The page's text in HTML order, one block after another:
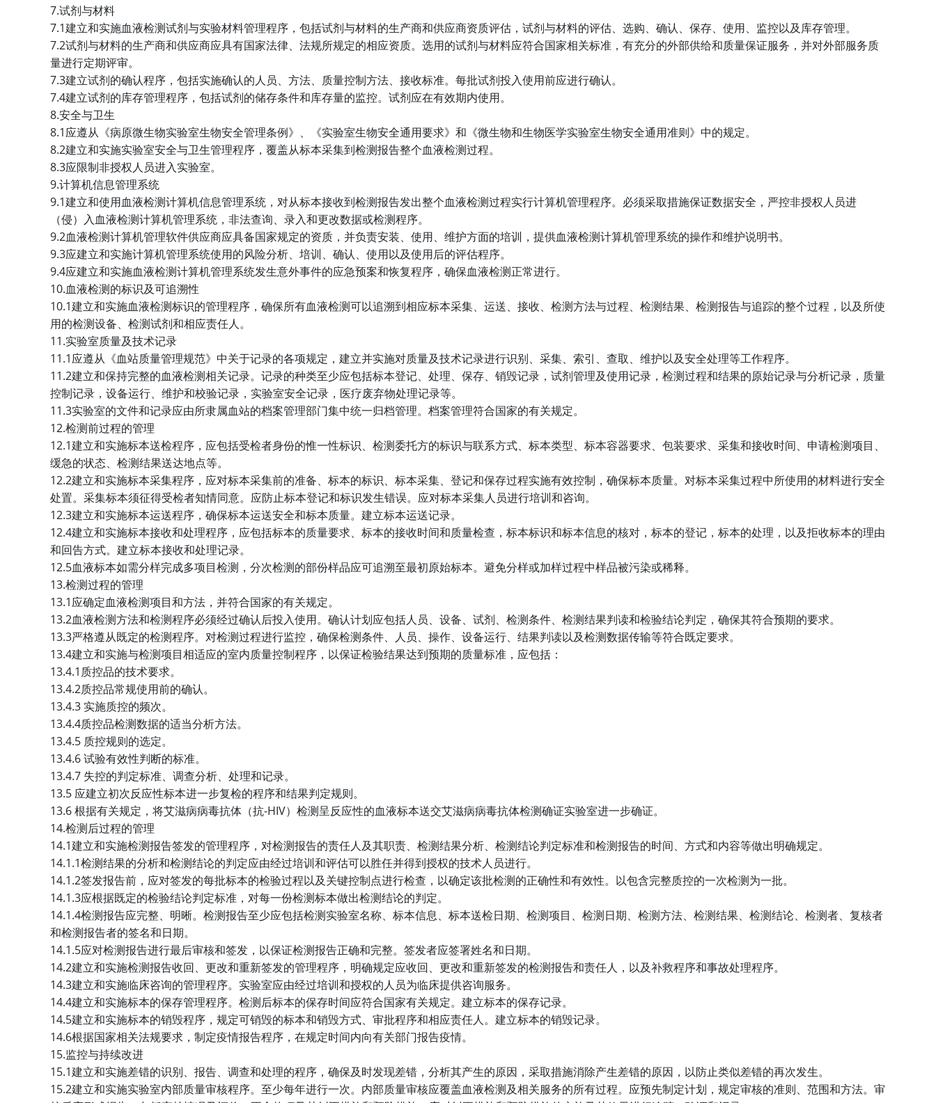
7.试剂与材料
7.1建立和实施血液检测试剂与实验材料管理程序，包括试剂与材料的生产商和供应商资质评估，试剂与材料的评估、选购、确认、保存、使用、监控以及库存管理。
7.2试剂与材料的生产商和供应商应具有国家法律、法规所规定的相应资质。选用的试剂与材料应符合国家相关标准，有充分的外部供给和质量保证服务，并对外部服务质
量进行定期评审。
7.3建立试剂的确认程序，包括实施确认的人员、方法、质量控制方法、接收标准。每批试剂投入使用前应进行确认。
7.4建立试剂的库存管理程序，包括试剂的储存条件和库存量的监控。试剂应在有效期内使用。
8.安全与卫生
8.1 应遵从《病原微生物实验室生物安全管理条例》、《实验室生物安全通用要求》和《微生物和生物医学实验室生物安全通用准则》中的规定。
8.2建立和实施实验室安全与卫生管理程序，覆盖从标本采集到检测报告整个血液检测过程。
8.3应限制非授权人员进入实验室。
9.计算机信息管理系统
9.1建立和使用血液检测计算机信息管理系统，对从标本接收到检测报告发出整个血液检测过程实行计算机管理程序。必须采取措施保证数据安全，严控非授权人员进
（侵）入血液检测计算机管理系统，非法查询、录入和更改数据或检测程序。
9.2血液检测计算机管理软件供应商应具备国家规定的资质，并负责安装、使用、维护方面的培训，提供血液检测计算机管理系统的操作和维护说明书。
9.3应建立和实施计算机管理系统使用的风险分析、培训、确认、使用以及使用后的评估程序。
9.4应建立和实施血液检测计算机管理系统发生意外事件的应急预案和恢复程序，确保血液检测正常进行。
10.血液检测的标识及可追溯性
10.1建立和实施血液检测标识的管理程序，确保所有血液检测可以追溯到相应标本采集、运送、接收、检测方法与过程、检测结果、检测报告与追踪的整个过程，以及所使
用的检测设备、检测试剂和相应责任人。
11.实验室质量及技术记录
11.1 应遵从《血站质量管理规范》中关于记录的各项规定，建立并实施对质量及技术记录进行识别、采集、索引、查取、维护以及安全处理等工作程序。
11.2建立和保持完整的血液检测相关记录。记录的种类至少应包括标本登记、处理、保存、销毁记录，试剂管理及使用记录，检测过程和结果的原始记录与分析记录，质量
控制记录，设备运行、维护和校验记录，实验室安全记录，医疗废弃物处理记录等。
11.3实验室的文件和记录应由所隶属血站的档案管理部门集中统一归档管理。档案管理符合国家的有关规定。
12.检测前过程的管理
12.1建立和实施标本送检程序，应包括受检者身份的惟一性标识、检测委托方的标识与联系方式、标本类型、标本容器要求、包装要求、采集和接收时间、申请检测项目、
缓急的状态、检测结果送达地点等。
12.2建立和实施标本采集程序，应对标本采集前的准备、标本的标识、标本采集、登记和保存过程实施有效控制，确保标本质量。对标本采集过程中所使用的材料进行安全
处置。采集标本须征得受检者知情同意。应防止标本登记和标识发生错误。应对标本采集人员进行培训和咨询。
12.3建立和实施标本运送程序，确保标本运送安全和标本质量。建立标本运送记录。
12.4建立和实施标本接收和处理程序，应包括标本的质量要求、标本的接收时间和质量检查，标本标识和标本信息的核对，标本的登记，标本的处理，以及拒收标本的理由
和回告方式。建立标本接收和处理记录。
12.5血液标本如需分样完成多项目检测，分次检测的部份样品应可追溯至最初原始标本。避免分样或加样过程中样品被污染或稀释。
13.检测过程的管理
13.1 应确定血液检测项目和方法，并符合国家的有关规定。
13.2血液检测方法和检测程序必须经过确认后投入使用。确认计划应包括人员、设备、试剂、检测条件、检测结果判读和检验结论判定，确保其符合预期的要求。
13.3严格遵从既定的检测程序。对检测过程进行监控，确保检测条件、人员、操作、设备运行、结果判读以及检测数据传输等符合既定要求。
13.4建立和实施与检测项目相适应的室内质量控制程序，以保证检验结果达到预期的质量标准，应包括：
13.4.1 质控品的技术要求。
13.4.2质控品常规使用前的确认。
13.4.3 实施质控的频次。
13.4.4质控品检测数据的适当分析方法。
13.4.5 质控规则的选定。
13.4.6 试验有效性判断的标准。
13.4.7 失控的判定标准、调查分析、处理和记录。
13.5 应建立初次反应性标本进一步复检的程序和结果判定规则。
13.6 根据有关规定，将艾滋病病毒抗体（抗-HIV）检测呈反应性的血液标本送交艾滋病病毒抗体检测确证实验室进一步确证。
14.检测后过程的管理
14.1建立和实施检测报告签发的管理程序，对检测报告的责任人及其职责、检测结果分析、检测结论判定标准和检测报告的时间、方式和内容等做出明确规定。
14.1.1检测结果的分析和检测结论的判定应由经过培训和评估可以胜任并得到授权的技术人员进行。
14.1.2签发报告前，应对签发的每批标本的检验过程以及关键控制点进行检查，以确定该批检测的正确性和有效性。以包含完整质控的一次检测为一批。
14.1.3应根据既定的检验结论判定标准，对每一份检测标本做出检测结论的判定。
14.1.4检测报告应完整、明晰。检测报告至少应包括检测实验室名称、标本信息、标本送检日期、检测项目、检测日期、检测方法、检测结果、检测结论、检测者、复核者
和检测报告者的签名和日期。
14.1.5应对检测报告进行最后审核和签发，以保证检测报告正确和完整。签发者应签署姓名和日期。
14.2建立和实施检测报告收回、更改和重新签发的管理程序，明确规定应收回、更改和重新签发的检测报告和责任人，以及补救程序和事故处理程序。
14.3建立和实施临床咨询的管理程序。实验室应由经过培训和授权的人员为临床提供咨询服务。
14.4建立和实施标本的保存管理程序。检测后标本的保存时间应符合国家有关规定。建立标本的保存记录。
14.5建立和实施标本的销毁程序，规定可销毁的标本和销毁方式、审批程序和相应责任人。建立标本的销毁记录。
14.6根据国家相关法规要求，制定疫情报告程序，在规定时间内向有关部门报告疫情。
15.监控与持续改进
15.1建立和实施差错的识别、报告、调查和处理的程序，确保及时发现差错，分析其产生的原因，采取措施消除产生差错的原因，以防止类似差错的再次发生。
15.2建立和实施实验室内部质量审核程序。至少每年进行一次。内部质量审核应覆盖血液检测及相关服务的所有过程。应预先制定计划，规定审核的准则、范围和方法。审